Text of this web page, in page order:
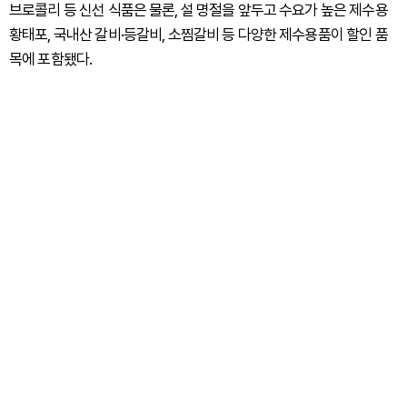
브로콜리 등 신선 식품은 물론, 설 명절을 앞두고 수요가 높은 제수용
황태포, 국내산 갈비·등갈비, 소찜갈비 등 다양한 제수용품이 할인 품
목에 포함됐다.